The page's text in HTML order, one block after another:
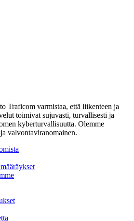
Traficom varmistaa, että liikenteen ja
toimivat sujuvasti, turvallisesti ja
kyberturvallisuutta. Olemme
valvontaviranomainen.